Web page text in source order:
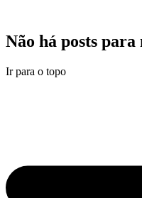
Não há posts para
Ir para o topo